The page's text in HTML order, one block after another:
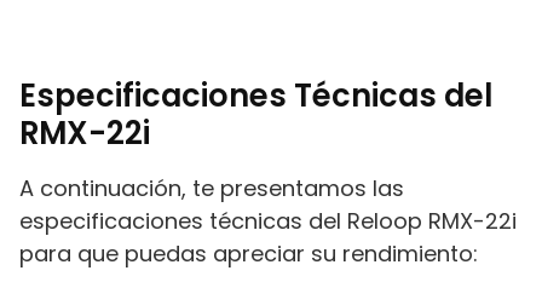
Especificaciones Técnicas del
RMX-22i
A continuación, te presentamos las
especificaciones técnicas del Reloop RMX-22i
para que puedas apreciar su rendimiento: